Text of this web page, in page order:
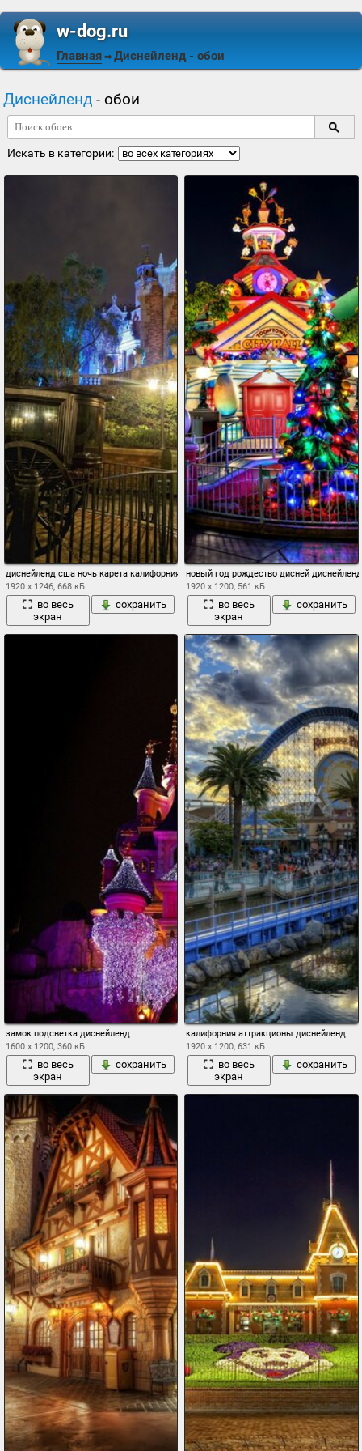
w-dog.ru
Главная ⇒ Диснейленд- обои
Диснейленд - обои
Искать в категории:
диснейленд сша ночь карета калифорния
1920 x 1246, 668 кБ
во весь
экран
сохранить
новый год рождество дисней
1920 x 1200, 561 кБ
во весь
экран
сохранить
замок подсветка диснейленд
1600 x 1200, 360 кБ
во весь
экран
сохранить
калифорния аттракционы диснейленд
1920 x 1200, 631 кБ
во весь
экран
сохранить